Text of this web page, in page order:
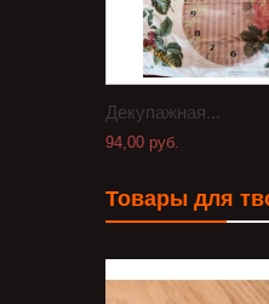
Декупажная...
94,00 руб.
Товары для